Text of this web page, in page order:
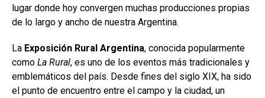
lugar donde hoy convergen muchas producciones propias
de lo largo y ancho de nuestra Argentina.
La Exposición Rural Argentina, conocida popularmente
como La Rural, es uno de los eventos más tradicionales y
emblemáticos del país. Desde fines del siglo XIX, ha sido
el punto de encuentro entre el campo y la ciudad, un